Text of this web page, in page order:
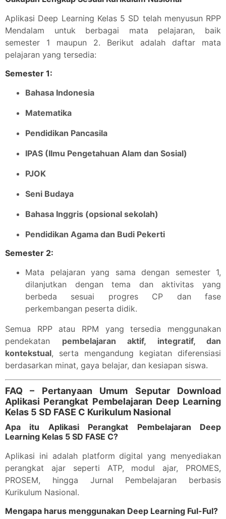
Aplikasi Deep Learning Kelas 5 SD telah menyusun RPP
Mendalam untuk berbagai mata pelajaran, baik
semester 1 maupun 2. Berikut adalah daftar mata
pelajaran yang tersedia:
Semester 1:
Bahasa Indonesia
Matematika
Pendidikan Pancasila
IPAS (Ilmu Pengetahuan Alam dan Sosial)
PJOK
Seni Budaya
Bahasa Inggris (opsional sekolah)
Pendidikan Agama dan Budi Pekerti
Semester 2:
Mata pelajaran yang sama dengan semester 1,
dilanjutkan dengan tema dan aktivitas yang
berbeda sesuai progres CP dan fase
perkembangan peserta didik.
Semua RPP atau RPM yang tersedia menggunakan
pendekatan pembelajaran aktif, integratif, dan
kontekstual, serta mengandung kegiatan diferensiasi
berdasarkan minat, gaya belajar, dan kesiapan siswa.
FAQ – Pertanyaan Umum Seputar Download
Aplikasi Perangkat Pembelajaran Deep Learning
Kelas 5 SD FASE C Kurikulum Nasional
Apa itu Aplikasi Perangkat Pembelajaran Deep
Learning Kelas 5 SD FASE C?
Aplikasi ini adalah platform digital yang menyediakan
perangkat ajar seperti ATP, modul ajar, PROMES,
PROSEM, hingga Jurnal Pembelajaran berbasis
Kurikulum Nasional.
Mengapa harus menggunakan Deep Learning Ful-Ful?